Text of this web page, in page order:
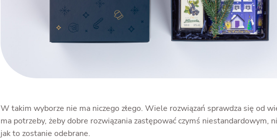
W takim wyborze nie ma niczego złego. Wiele rozwiązań sprawdza się od
ma potrzeby, żeby dobre rozwiązania zastępować czymś niestandardowym,
jak to zostanie odebrane.